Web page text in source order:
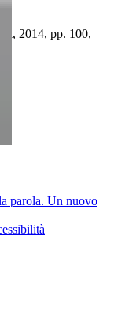
2014, pp. 100,
parola. Un nuovo